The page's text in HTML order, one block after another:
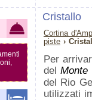
Cristallo
Cortina
piste ›
Per
delMonte
del Rio
utilizzati